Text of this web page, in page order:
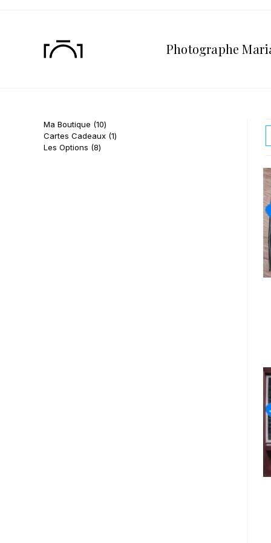
Photographe
Ma Boutique
10
Cartes Cadeaux 1
Les Options
8